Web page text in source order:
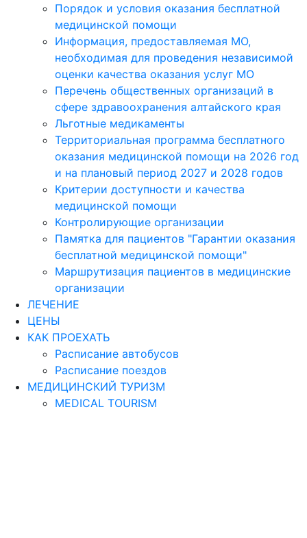
Порядок и условия оказания бесплатной
медицинской помощи
Информация, предоставляемая МО,
необходимая для проведения независимой
оценки качества оказания услуг МО
Перечень общественных организаций в
сфере здравоохранения алтайского края
Льготные медикаменты
Территориальная программа бесплатного
оказания медицинской помощи на 2026 год
и на плановый период 2027 и 2028 годов
Критерии доступности и качества
медицинской помощи
Контролирующие организации
Памятка для пациентов "Гарантии оказания
бесплатной медицинской помощи"
Маршрутизация пациентов в медицинские
организации
ЛЕЧЕНИЕ
ЦЕНЫ
КАК ПРОЕХАТЬ
Расписание автобусов
Расписание поездов
МЕДИЦИНСКИЙ ТУРИЗМ
MEDICAL TOURISM